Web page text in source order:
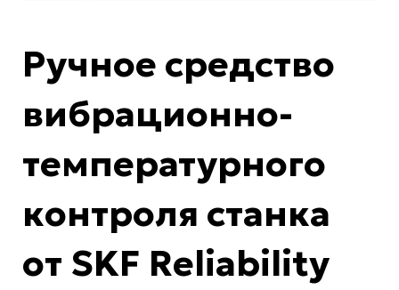
Ручное средство
вибрационно-
температурного
контроля станка
от SKF Reliability